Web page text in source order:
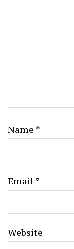
Name *
Email *
Website